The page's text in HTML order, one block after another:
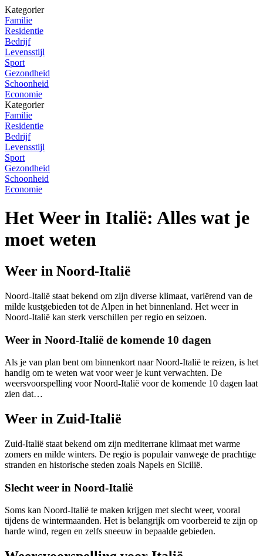
Kategorier
Familie
Residentie
Bedrijf
Levensstijl
Sport
Gezondheid
Schoonheid
Economie
Kategorier
Familie
Residentie
Bedrijf
Levensstijl
Sport
Gezondheid
Schoonheid
Economie
Het Weer in Italië: Alles wat je
moet weten
Weer in Noord-Italië
Noord-Italië staat bekend om zijn diverse klimaat, variërend van de
milde kustgebieden tot de Alpen in het binnenland. Het weer in
Noord-Italië kan sterk verschillen per regio en seizoen.
Weer in Noord-Italië de komende 10 dagen
Als je van plan bent om binnenkort naar Noord-Italië te reizen, is het
handig om te weten wat voor weer je kunt verwachten. De
weersvoorspelling voor Noord-Italië voor de komende 10 dagen laat
zien dat…
Weer in Zuid-Italië
Zuid-Italië staat bekend om zijn mediterrane klimaat met warme
zomers en milde winters. De regio is populair vanwege de prachtige
stranden en historische steden zoals Napels en Sicilië.
Slecht weer in Noord-Italië
Soms kan Noord-Italië te maken krijgen met slecht weer, vooral
tijdens de wintermaanden. Het is belangrijk om voorbereid te zijn op
harde wind, regen en zelfs sneeuw in bepaalde gebieden.